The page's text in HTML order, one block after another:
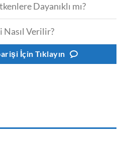
Dayanıklı mı?
Nasıl Verilir?
İçin Tıklayın